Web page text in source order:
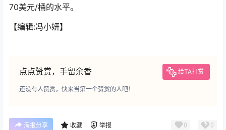
70美元/桶的水平。
【编辑:冯小妍】
点点赞赏，手留余香 给TA打赏
还没有人赞赏，快来当第一个赞赏的人吧！
海报分享 收藏 举报 0 0